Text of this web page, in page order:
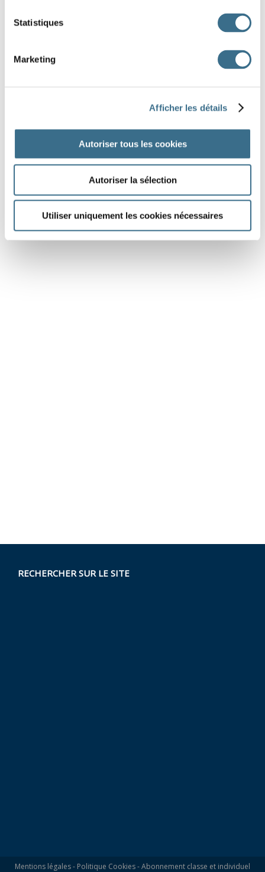
Statistiques
Marketing
Afficher les détails
Autoriser tous les cookies
Autoriser la sélection
Utiliser uniquement les cookies nécessaires
« La ville ensevelie n’était qu’un fantôme ».
Une interview télévisée de Rochefoux
(mettre)
millénaires avait dissocié les corps les plus durs jusqu’en
leurs molécules. Mais la glace maintenait dans leur forme
RECHERCHER SUR LE SITE
Mentions légales- Politique Cookies-Abonnement classe et individuel